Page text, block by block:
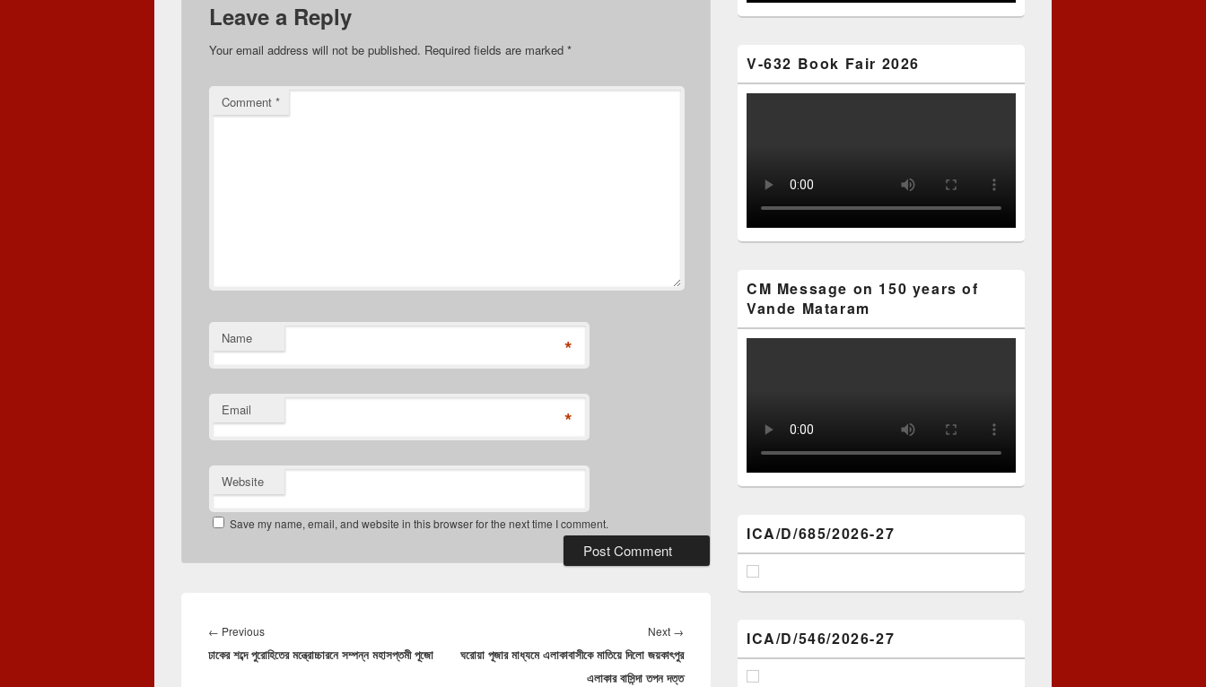
Leave a Reply
Your email address will not be published. Required fields are marked *
Comment *
Name *
Email *
Website
Save my name, email, and website in this browser for the next time I comment.
navigation
← PreviousPrevious
post:
ঢাকের শব্দে পুরোহিতের মন্ত্রোচ্চারনে সম্পন্ন মহাসপ্তমী পূজো
Next →
post:
ঘরোয়া পূজার মাধ্যমে এলাকাবাসীকে মাতিয়ে দিলো জয়কাৎপুর
এলাকার বাসিন্দা তপন দত্ত
V-632 Book Fair 2026
CM Message on 150 years of
Vande Mataram
ICA/D/685/2026-27
ICA/D/546/2026-27